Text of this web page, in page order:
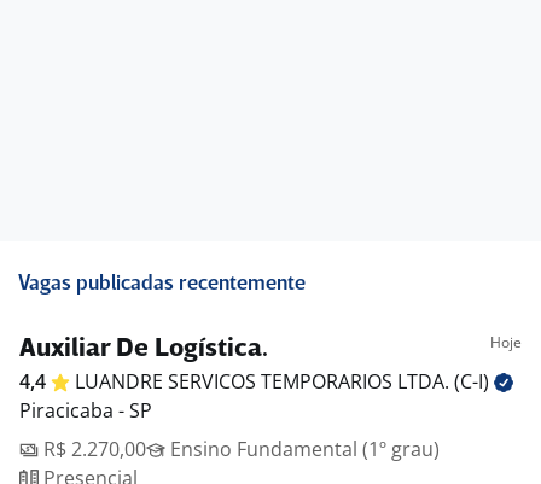
Vagas publicadas recentemente
Auxiliar De Logística. Hoje
4,4 LUANDRE SERVICOS TEMPORARIOS LTDA. (C-I)
Piracicaba - SP
R$ 2.270,00
Ensino Fundamental (1º grau)
Presencial